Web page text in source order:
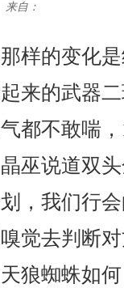
来自：
样的变化
来的武器
都不敢喘
巫说道双
，我们行
觉去判断
狼蜘蛛如